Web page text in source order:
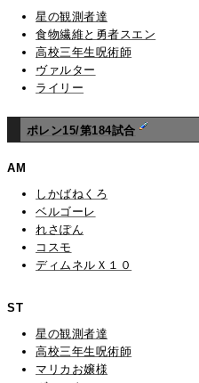
星の観測者達
食物繊維と勇者スエン
高校三年生呪術師
ヴァルター
ライリー
ポレン15/第184試合
AM
しかばねくろ
ベルゴーレ
れさぽん
コスモ
ディムネルＸ１０
ST
星の観測者達
高校三年生呪術師
マリカお嬢様